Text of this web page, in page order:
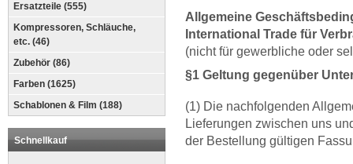
Ersatzteile (555)
Kompressoren, Schläuche,
etc. (46)
Zubehör (86)
Farben (1625)
Schablonen & Film (188)
Schnellkauf
Allgemeine
International Trade für
(nicht für gewerbliche oder
§1 Geltung gegenüber
(1) Die nachfolgenden
Lieferungen zwischen uns
der Bestellung gültigen